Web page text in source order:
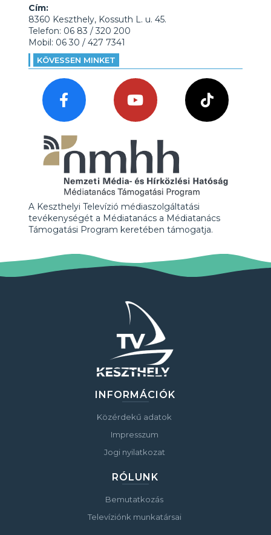
Cím:
8360 Keszthely, Kossuth L. u. 45.
Telefon: 06 83 / 320 200
Mobil: 06 30 / 427 7341
KÖVESSEN MINKET
A Keszthelyi Televízió médiaszolgáltatási
tevékenységét a Médiatanács a Médiatanács
Támogatási Program keretében támogatja.
INFORMÁCIÓK
Közérdekű adatok
Impresszum
Jogi nyilatkozat
RÓLUNK
Bemutatkozás
Televíziónk munkatársai